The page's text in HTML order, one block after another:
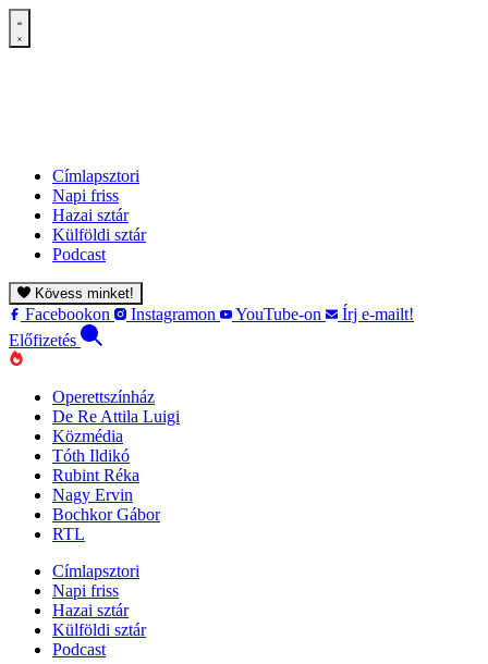
Címlapsztori
Napi friss
Hazai sztár
Külföldi sztár
Podcast
Kövess minket!
Facebookon Instagramon YouTube-on
Írj e-mailt!
Előfizetés
Operettszínház
De Re Attila Luigi
Közmédia
Tóth Ildikó
Rubint Réka
Nagy Ervin
Bochkor Gábor
RTL
Címlapsztori
Napi friss
Hazai sztár
Külföldi sztár
Podcast